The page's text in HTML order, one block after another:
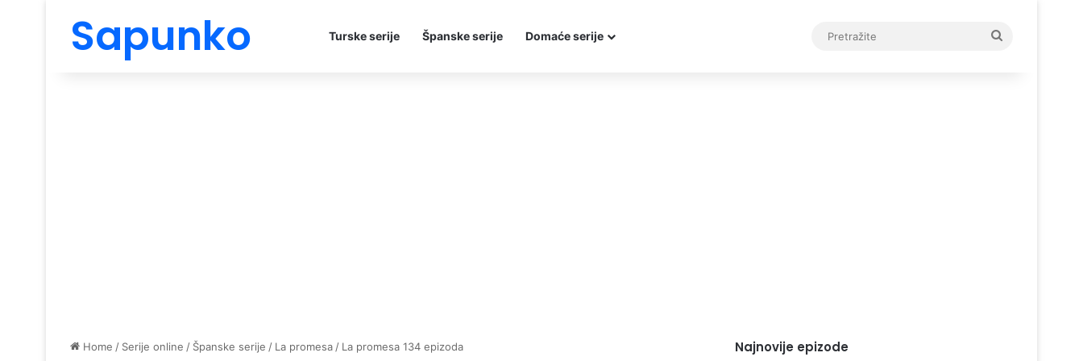
Sapunko Turske serije Španske serije Domaće serije
Home / Serije online / Španske serije / La promesa / La promesa 134 epizoda Najnovije epizode